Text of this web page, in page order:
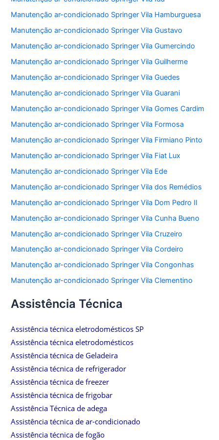
Manutenção ar-condicionado Springer Vila Hamburguesa
Manutenção ar-condicionado Springer Vila Gustavo
Manutenção ar-condicionado Springer Vila Gumercindo
Manutenção ar-condicionado Springer Vila Guilherme
Manutenção ar-condicionado Springer Vila Guedes
Manutenção ar-condicionado Springer Vila Guarani
Manutenção ar-condicionado Springer Vila Gomes Cardim
Manutenção ar-condicionado Springer Vila Formosa
Manutenção ar-condicionado Springer Vila Firmiano Pinto
Manutenção ar-condicionado Springer Vila Fiat Lux
Manutenção ar-condicionado Springer Vila Ede
Manutenção ar-condicionado Springer Vila dos Remédios
Manutenção ar-condicionado Springer Vila Dom Pedro II
Manutenção ar-condicionado Springer Vila Cunha Bueno
Manutenção ar-condicionado Springer Vila Cruzeiro
Manutenção ar-condicionado Springer Vila Cordeiro
Manutenção ar-condicionado Springer Vila Congonhas
Manutenção ar-condicionado Springer Vila Clementino
Assistência Técnica
Assistência técnica eletrodomésticos SP
Assistência técnica eletrodomésticos
Assistência técnica de Geladeira
Assistência técnica de refrigerador
Assistência técnica de freezer
Assistência técnica de frigobar
Assistência Técnica de adega
Assistência técnica de ar-condicionado
Assistência técnica de fogão